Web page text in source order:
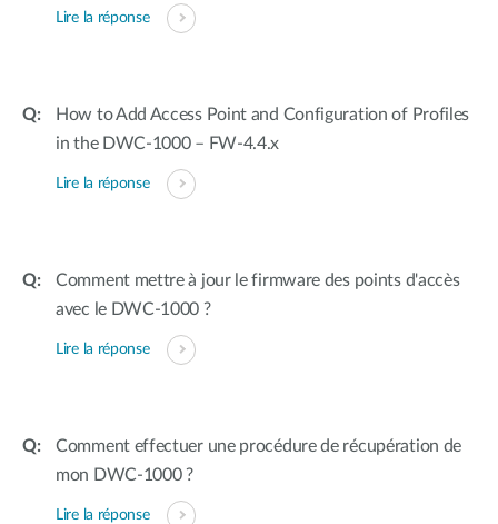
Lire la réponse
How to Add Access Point and Configuration of Profiles
in the DWC-1000 – FW-4.4.x
Lire la réponse
Comment mettre à jour le firmware des points d'accès
avec le DWC-1000 ?
Lire la réponse
Comment effectuer une procédure de récupération de
mon DWC-1000 ?
Lire la réponse